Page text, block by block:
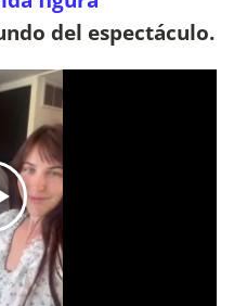
del espectáculo.